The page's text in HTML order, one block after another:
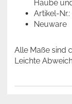
Haube
Artikel-Nr.:
Neuware
Alle Maße sind
Leichte